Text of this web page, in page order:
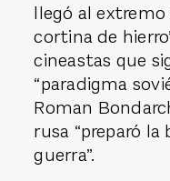
llegó al
cortina de
cineastas que
“paradigma
Roman
rusa “preparó la
guerra”.